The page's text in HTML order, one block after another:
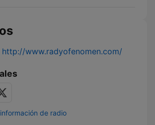
http://www.radyofenomen.com/
de radio